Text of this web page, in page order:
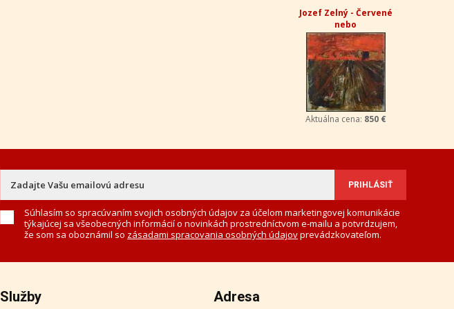
Jozef Zelný - Červené
nebo
Aktuálna cena: 850 €
Súhlasím so spracúvaním svojich osobných údajov za účelom marketingovej komunikácie
týkajúcej sa všeobecných informácií o novinkách prostredníctvom e-mailu a potvrdzujem,
že som sa oboznámil so zásadami spracovania osobných údajovprevádzkovateľom.
Služby Adresa